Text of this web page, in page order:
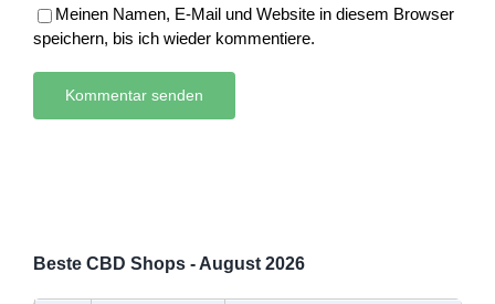
Meinen Namen, E-Mail und Website in diesem Browser
speichern, bis ich wieder kommentiere.
Beste CBD Shops - August 2026